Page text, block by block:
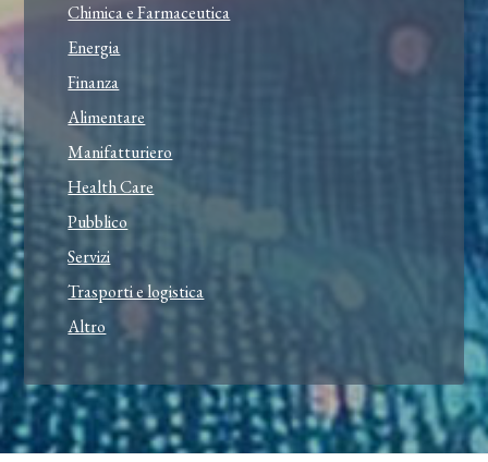
Chimica e Farmaceutica
Energia
Finanza
Alimentare
Manifatturiero
Health Care
Pubblico
Servizi
Trasporti e logistica
Altro